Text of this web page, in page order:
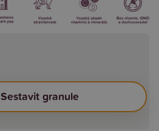
Sestavit granule